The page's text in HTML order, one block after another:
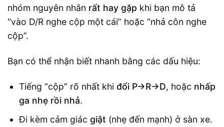
nhóm nguyên nhân rất hay gặp khi bạn mô tả
“vào D/R nghe cộp một cái” hoặc “nhả côn nghe
cộp”.
Bạn có thể nhận biết nhanh bằng các dấu hiệu:
Tiếng “cộp” rõ nhất khi đổi P→R→D, hoặc nhấp
ga nhẹ rồi nhả.
Đi kèm cảm giác giật (nhẹ đến mạnh) ở sàn xe.